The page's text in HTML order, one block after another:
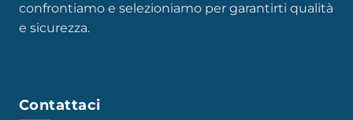
confrontiamo e selezioniamo per garantirti qualità
e sicurezza.
Contattaci